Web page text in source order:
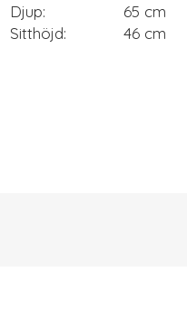
Djup
65 cm
Sitthöjd
46 cm